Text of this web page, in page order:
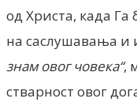
од Христа, када Га
на саслушавања и
знам овог човека“,
стварност овог